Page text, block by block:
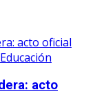
acto